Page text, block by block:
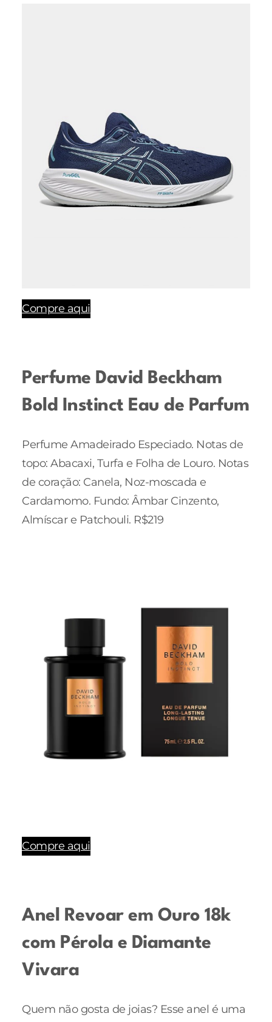
Compre aqui
Perfume David Beckham
Bold Instinct Eau de Parfum
Perfume Amadeirado Especiado. Notas de
topo: Abacaxi, Turfa e Folha de Louro. Notas
de coração: Canela, Noz-moscada e
Cardamomo. Fundo: Âmbar Cinzento,
Almíscar e Patchouli. R$219
Compre aqui
Anel Revoar em Ouro 18k
com Pérola e Diamante
Vivara
Quem não gosta de joias? Esse anel é uma